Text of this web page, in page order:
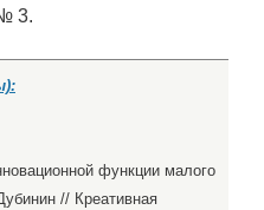
3.
функции малого
// Креативная